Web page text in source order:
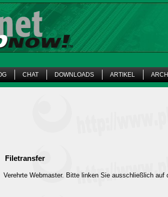
CHAT DOWNLOADS ARTIKEL
Filetransfer
Verehrte Webmaster. Bitte linken Sie ausschließlich